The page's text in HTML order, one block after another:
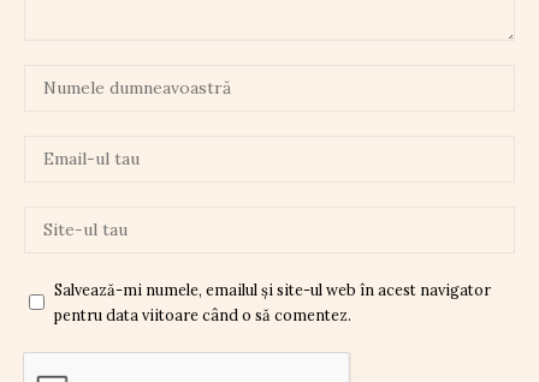
Salvează-mi numele, emailul și site-ul web în acest navigator
pentru data viitoare când o să comentez.